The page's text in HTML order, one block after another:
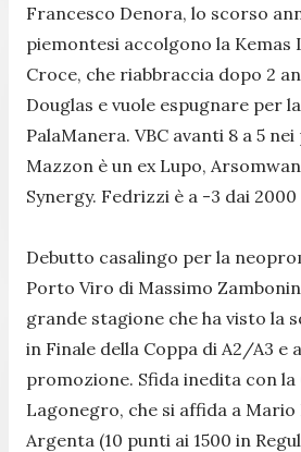
Francesco Denora, lo scorso
piemontesi accolgono la Kemas
Croce, che riabbraccia dopo 2
Douglas e vuole espugnare per
PalaManera. VBC avanti 8 a 5
Mazzon è un ex Lupo,
Synergy. Fedrizzi è a -3 dai
Debutto casalingo per la
Porto Viro di Massimo
grande stagione che ha visto la
in Finale della Coppa di A2/A3 e
promozione. Sfida inedita con la
Lagonegro, che si affida a
Argenta (10 punti ai 1500 in